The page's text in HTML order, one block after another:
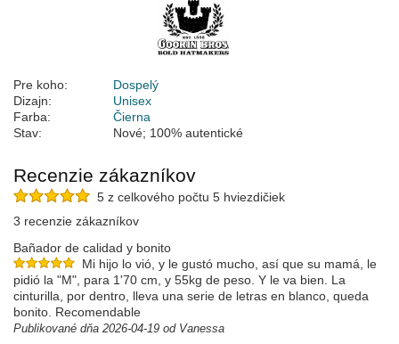
Pre koho:
Dospelý
Dizajn:
Unisex
Farba:
Čierna
Stav:
Nové; 100% autentické
Recenzie zákazníkov
5 z celkového počtu 5 hviezdičiek
3 recenzie zákazníkov
Bañador de calidad y bonito
Mi hijo lo vió, y le gustó mucho, así que su mamá, le
pidió la "M", para 1'70 cm, y 55kg de peso. Y le va bien. La
cinturilla, por dentro, lleva una serie de letras en blanco, queda
bonito. Recomendable
Publikované dňa 2026-04-19 od Vanessa